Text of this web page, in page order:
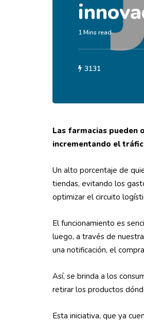
1 Mins read
3131
Las farmacias pueden
incrementando el
Un alto porcentaje de
tiendas, evitando los
optimizar el circuito
El funcionamiento es
luego, a través de
una notificación, el
Así, se brinda a los
retirar los productos
Esta iniciativa, que ya